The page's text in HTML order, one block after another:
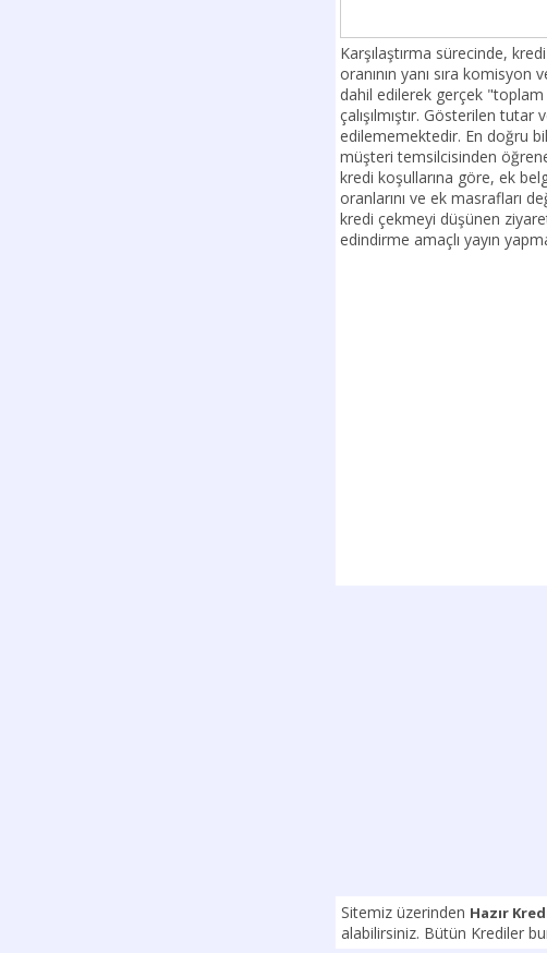
Karşılaştırma sürecinde,
oranının yanı sıra
dahil edilerek gerçek
çalışılmıştır. Gösterilen
edilememektedir. En doğru
müşteri temsilcisinden
kredi koşullarına göre, ek
oranlarını ve ek masrafları
kredi çekmeyi düşünen
edindirme amaçlı yayın
Sitemiz üzerinden Hazır
alabilirsiniz. Bütün Krediler